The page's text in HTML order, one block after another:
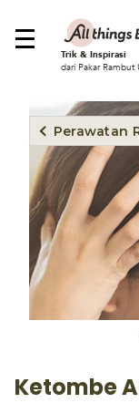
Trik & Inspirasi
dari Pakar Rambut
Perawatan
Ketombe